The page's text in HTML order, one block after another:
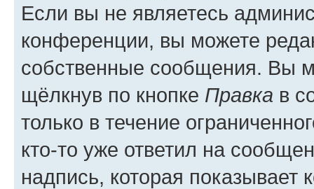
Если вы не являетесь
конференции, вы можете
собственные сообщения. Вы
щёлкнув по кнопке Правка в
только в течение
кто-то уже ответил на
надпись, которая показывает